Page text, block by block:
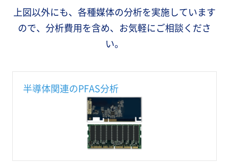
上図以外にも、各種媒体の分析を実施しています
ので、分析費用を含め、お気軽にご相談くださ
い。
半導体関連のPFAS分析